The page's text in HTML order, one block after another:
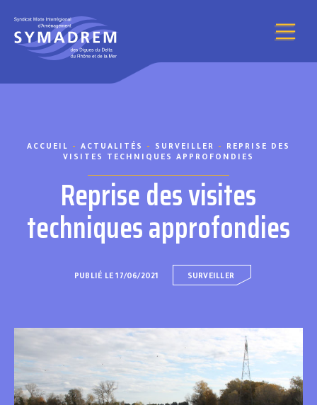
ACCUEIL - ACTUALITÉS - SURVEILLER - REPRISE DES
VISITES TECHNIQUES APPROFONDIES
Reprise des visites
techniques approfondies
PUBLIÉ LE 17/06/2021 SURVEILLER